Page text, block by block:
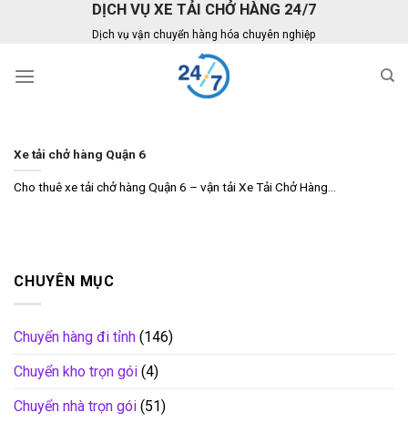
DỊCH VỤ XE TẢI CHỞ HÀNG 24/7
Dịch vụ vận chuyển hàng hóa chuyên nghiệp
Xe tải chở hàng Quận 6
Cho thuê xe tải chở hàng Quận 6 – vận tải Xe Tải Chở Hàng...
CHUYÊN MỤC
Chuyển hàng đi tỉnh (146)
Chuyển kho trọn gói (4)
Chuyển nhà trọn gói (51)